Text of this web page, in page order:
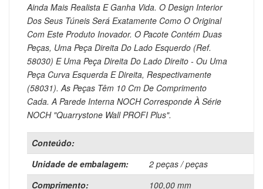
Ainda Mais Realista E Ganha Vida. O Design Interior
Dos Seus Túneis Será Exatamente Como O Original
Com Este Produto Inovador. O Pacote Contém Duas
Peças, Uma Peça Direita Do Lado Esquerdo (ref.
58030) E Uma Peça Direita Do Lado Direito - Ou Uma
Peça Curva Esquerda E Direita, Respectivamente
(58031). As Peças Têm 10 Cm De Comprimento
Cada. A Parede Interna NOCH Corresponde À Série
NOCH "Quarrystone Wall PROFI Plus".
Conteúdo:
Unidade de embalagem:
2 peças / peças
Comprimento:
100,00 mm